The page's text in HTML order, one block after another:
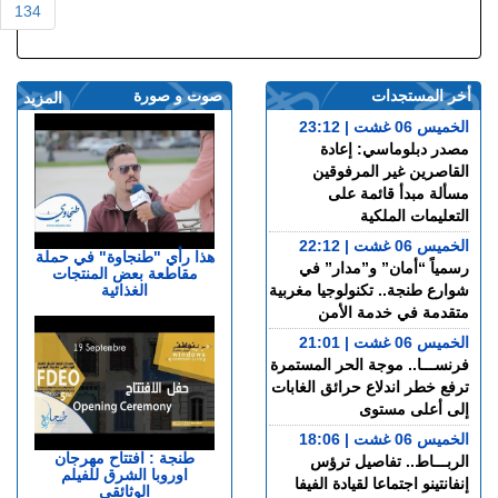
134
المزيد صوت و صورة
هذا رأي "طنجاوة" في حملة
مقاطعة بعض المنتجات
الغذائية
طنجة : افتتاح مهرجان
اوروبا الشرق للفيلم
الوثائقي
أخر المستجدات
الخميس 06 غشت | 23:12
مصدر دبلوماسي: إعادة
القاصرين غير المرفوقين
مسألة مبدأ قائمة على
التعليمات الملكية
الخميس 06 غشت | 22:12
رسمياً “أمان” و”مدار” في
شوارع طنجة.. تكنولوجيا مغربية
متقدمة في خدمة الأمن
الخميس 06 غشت | 21:01
فرنســـا.. موجة الحر المستمرة
ترفع خطر اندلاع حرائق الغابات
إلى أعلى مستوى
الخميس 06 غشت | 18:06
الربـــاط.. تفاصيل ترؤس
إنفانتينو اجتماعا لقيادة الفيفا